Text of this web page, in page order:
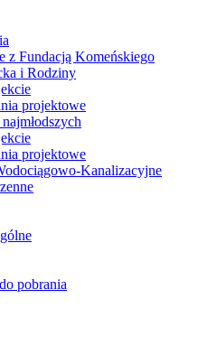
z Fundacją Komeńskiego
i Rodziny
projektowe
projektowe
Kanalizacyjne
pobrania